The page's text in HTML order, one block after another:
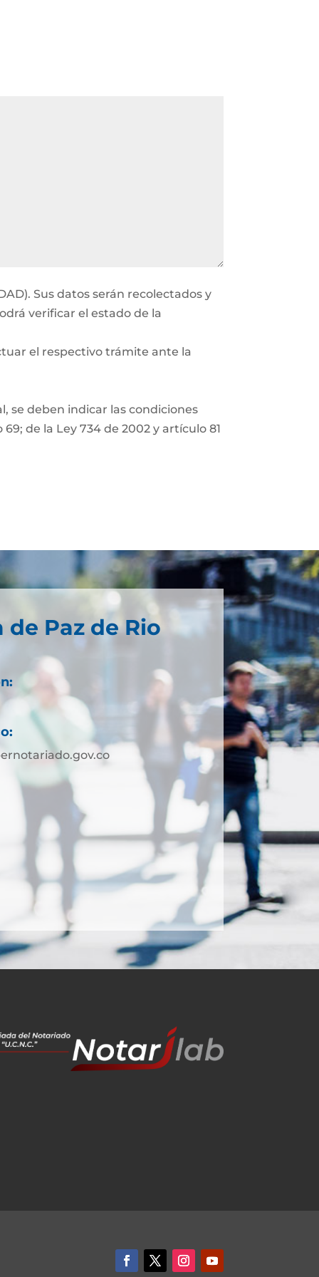
Sus datos serán recolectados y
verificar el estado de la
el respectivo trámite ante la
se deben indicar las condiciones
de la Ley 734 de 2002 y artículo 81
Paz de Rio